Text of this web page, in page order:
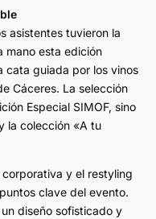
asistentes tuvieron la
mano esta edición
cata guiada por los vinos
Cáceres. La selección
Especial SIMOF, sino
la colección «A tu
y el restyling
clave del evento.
diseño sofisticado y